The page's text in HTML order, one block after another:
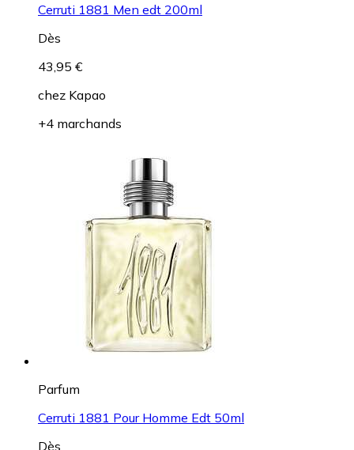
Cerruti 1881 Men edt 200ml
Dès
43,95 €
chez Kapao
+4 marchands
Parfum
Cerruti 1881 Pour Homme Edt 50ml
Dès